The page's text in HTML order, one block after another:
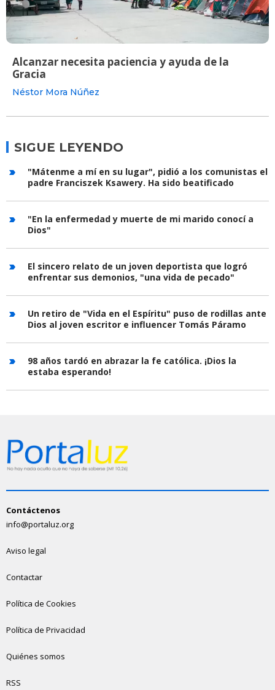
Alcanzar necesita paciencia y ayuda de la
Gracia
Néstor Mora Núñez
SIGUE LEYENDO
"Mátenme a mí en su lugar", pidió a los comunistas el
padre Franciszek Ksawery. Ha sido beatificado
"En la enfermedad y muerte de mi marido conocí a
Dios"
El sincero relato de un joven deportista que logró
enfrentar sus demonios, "una vida de pecado"
Un retiro de "Vida en el Espíritu" puso de rodillas ante
Dios al joven escritor e influencer Tomás Páramo
98 años tardó en abrazar la fe católica. ¡Dios la
estaba esperando!
Contáctenos
info@portaluz.org
Aviso legal
Contactar
Política de Cookies
Política de Privacidad
Quiénes somos
RSS